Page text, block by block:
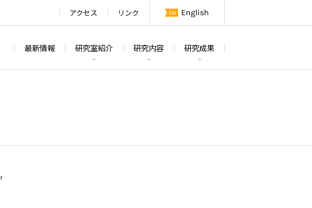
English
リンク
アクセス
研究成果
研究内容
研究室紹介
最新情報